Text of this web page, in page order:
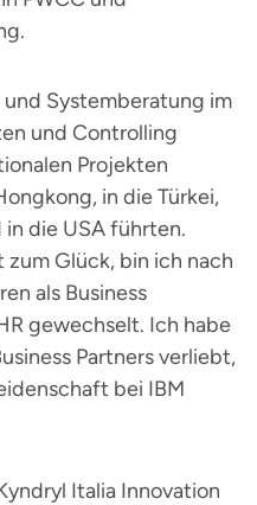
Systemberatung im
und Controlling
Projekten
in die Türkei,
in die USA führten.
Glück, bin ich nach
als Business
gewechselt. Ich habe
Partners verliebt,
bei IBM
Italia Innovation